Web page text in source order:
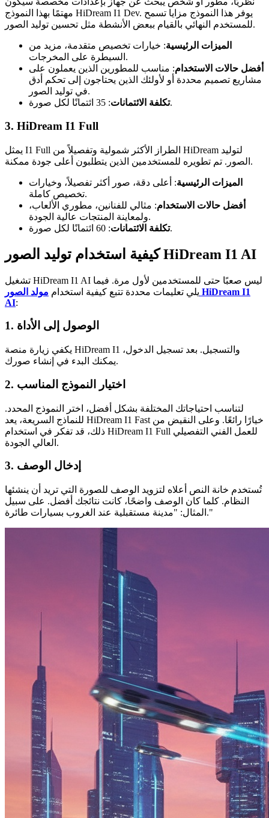
مهتمًا بهذا النموذج HiDream I1 Dev. يوفر هذا النموذج مزايا تسمح
للمستخدم النهائي بالقيام ببعض الأنشطة مثل تحسين توليد الصور.
الميزات الرئيسية: خيارات تخصيص متقدمة، مزيد من
السيطرة على المخرجات.
أفضل حالات الاستخدام: مناسب للمطورين الذين يعملون على
مشاريع تصميم محددة أو لأولئك الذين يحتاجون إلى تحكم أدق
في توليد الصور.
تكلفة الائتمانات: 35 ائتمانًا لكل صورة.
3. HiDream I1 Full
يمثل I1 Full الطراز الأكثر شمولية وتفصيلاً من HiDream لتوليد
الصور. تم تطويره للمستخدمين الذين يتطلبون أعلى جودة ممكنة.
الميزات الرئيسية: أعلى دقة، صور أكثر تفصيلاً، وخيارات
تخصيص كاملة.
أفضل حالات الاستخدام: مثالي للفنانين، مطوري الألعاب،
ولمعاينة المنتجات عالية الجودة.
تكلفة الائتمانات: 60 ائتمانًا لكل صورة.
كيفية استخدام توليد الصور HiDream I1 AI
تشغيل HiDream I1 AI ليس صعبًا حتى للمستخدمين لأول مرة. فيما
يلي تعليمات محددة تتبع كيفية استخدام مولد الصور HiDream I1
AI:
1. الوصول إلى الأداة
يكفي زيارة منصة HiDream I1 والتسجيل. بعد تسجيل الدخول،
يمكنك البدء في إنشاء صورك.
2. اختيار النموذج المناسب
لتناسب احتياجاتك المختلفة بشكل أفضل، اختر النموذج المحدد.
للنماذج السريعة، يعد HiDream I1 Fast خيارًا رائعًا. وعلى النقيض من
ذلك، قد تفكر في استخدام HiDream I1 Full للعمل الفني التفصيلي
العالي الجودة.
3. إدخال الوصف
تُستخدم خانة النص أعلاه لتزويد الوصف للصورة التي تريد أن ينشئها
النظام. كلما كان الوصف واضحًا، كانت نتائجك أفضل. على سبيل
المثال: "مدينة مستقبلية عند الغروب بسيارات طائرة."